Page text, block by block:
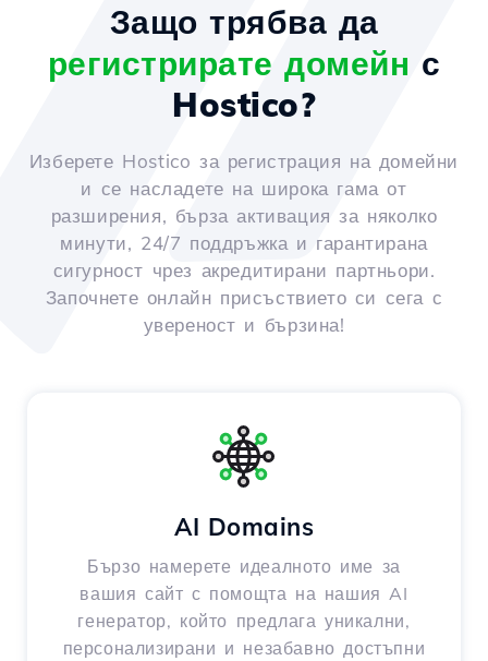
Защо трябва да
регистрирате домейн с
Hostico?
Изберете Hostico за регистрация на домейни
и се насладете на широка гама от
разширения, бърза активация за няколко
минути, 24/7 поддръжка и гарантирана
сигурност чрез акредитирани партньори.
Започнете онлайн присъствието си сега с
увереност и бързина!
AI Domains
Бързо намерете идеалното име за
вашия сайт с помощта на нашия AI
генератор, който предлага уникални,
персонализирани и незабавно достъпни